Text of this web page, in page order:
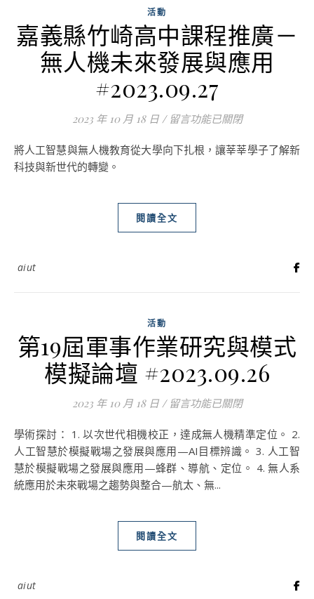
活動
嘉義縣竹崎高中課程推廣－
無人機未來發展與應用
#2023.09.27
2023 年 10 月 18 日 / 在〈嘉義縣竹崎高中課程推廣
留言功能已關閉
將人工智慧與無人機教育從大學向下扎根，讓莘莘學子了解新
科技與新世代的轉變。
閱讀全文
aiut
活動
第19屆軍事作業研究與模式
模擬論壇 #2023.09.26
2023 年 10 月 18 日 / 在〈第19屆軍事作業研究與模
留言功能已關閉
學術探討： 1. 以次世代相機校正，達成無人機精準定位。 2.
人工智慧於模擬戰場之發展與應用—AI目標辨識。 3. 人工智
慧於模擬戰場之發展與應用—蜂群、導航、定位。 4. 無人系
統應用於未來戰場之趨勢與整合—航太、無...
閱讀全文
aiut